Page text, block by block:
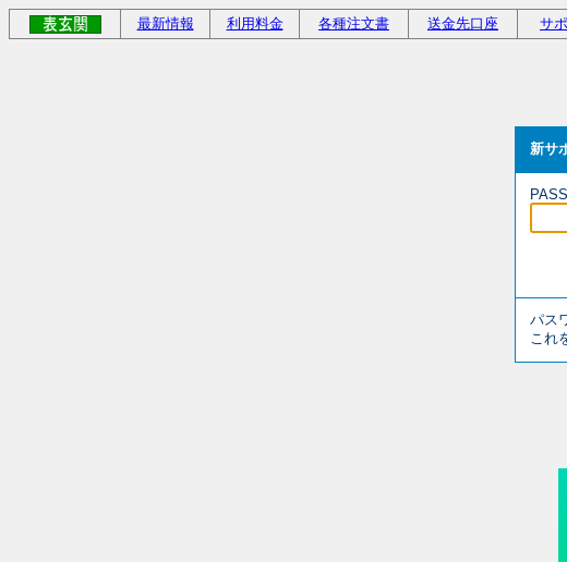
最新情報 利用料金 各種注文書 送金先口座 サ
新サ
パス
これ